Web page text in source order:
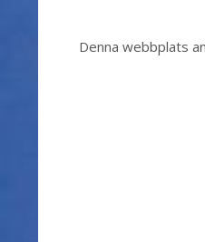
Denna webbplats